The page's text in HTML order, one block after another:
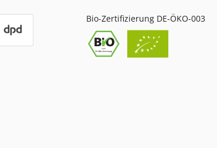
Bio-Zertifizierung DE-ÖKO-003